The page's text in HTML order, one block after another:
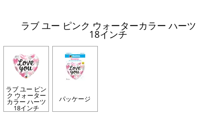
ラブ ユー ピンク ウォーターカラー ハーツ
18インチ
ラブ ユー ピン
ク ウォーター
カラー ハーツ
18インチ
パッケージ